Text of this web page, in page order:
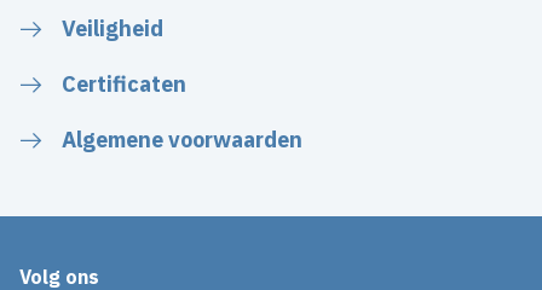
Veiligheid
Certificaten
Algemene voorwaarden
Volg ons